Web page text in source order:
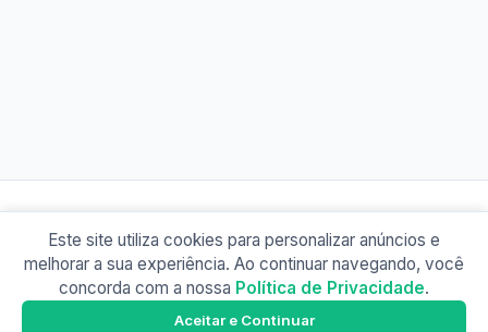
© 2026 Busão BR
Sobre Contato Política de Privacidade
Este site utiliza cookies para personalizar anúncios e
melhorar a sua experiência. Ao continuar navegando, você
concorda com a nossa Política de Privacidade.
Aceitar e Continuar